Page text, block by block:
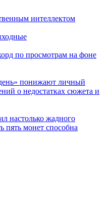
интеллектом
по просмотрам на фоне
понижают личный
о недостатках сюжета и
настолько жадного
пять монет способна